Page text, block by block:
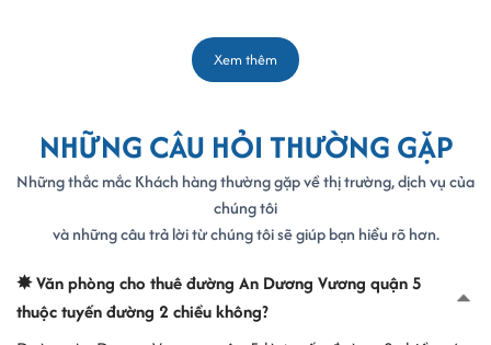
Xem thêm
NHỮNG CÂU HỎI THƯỜNG GẶP
Những thắc mắc Khách hàng thường gặp về thị trường, dịch vụ của
chúng tôi
và những câu trả lời từ chúng tôi sẽ giúp bạn hiểu rõ hơn.
✸ Văn phòng cho thuê đường An Dương Vương quận 5
thuộc tuyến đường 2 chiều không?